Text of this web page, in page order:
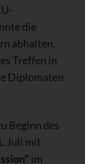
die
abhalten,
Treffen in
Diplomaten
Beginn des
Juli mit
im